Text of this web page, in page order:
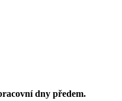
dny předem.